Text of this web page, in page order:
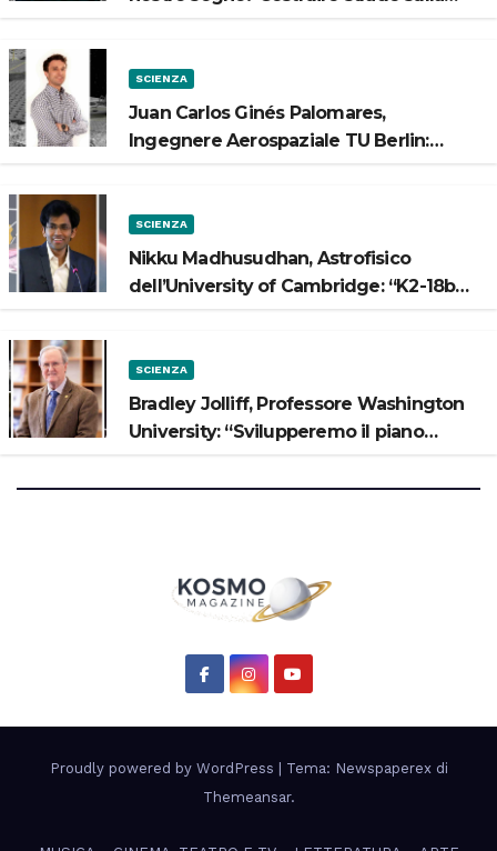
SCIENZA
Juan Carlos Ginés Palomares,
Ingegnere Aerospaziale TU Berlin:
SCIENZA
Nikku Madhusudhan, Astrofisico
dell’University of Cambridge: “K2-18b
SCIENZA
Bradley Jolliff, Professore Washington
University: “Svilupperemo il piano
Proudly powered by WordPress | Tema: Newspaperex di
Themeansar.